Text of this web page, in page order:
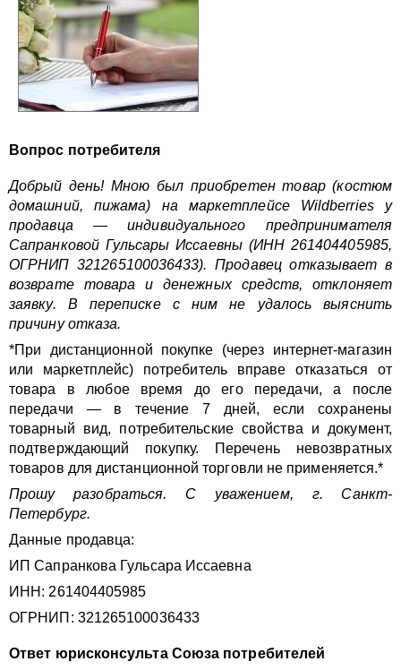
Вопрос потребителя
Добрый день! Мною был приобретен товар (костюм
домашний, пижама) на маркетплейсе Wildberries у
продавца — индивидуального предпринимателя
Сапранковой Гульсары Иссаевны (ИНН 261404405985,
ОГРНИП 321265100036433). Продавец отказывает в
возврате товара и денежных средств, отклоняет
заявку. В переписке с ним не удалось выяснить
причину отказа.
*При дистанционной покупке (через интернет-магазин
или маркетплейс) потребитель вправе отказаться от
товара в любое время до его передачи, а после
передачи — в течение 7 дней, если сохранены
товарный вид, потребительские свойства и документ,
подтверждающий покупку. Перечень невозвратных
товаров для дистанционной торговли не применяется.*
Прошу разобраться. С уважением, г. Санкт-
Петербург.
Данные продавца:
ИП Сапранкова Гульсара Иссаевна
ИНН: 261404405985
ОГРНИП: 321265100036433
Ответ юрисконсульта Союза потребителей